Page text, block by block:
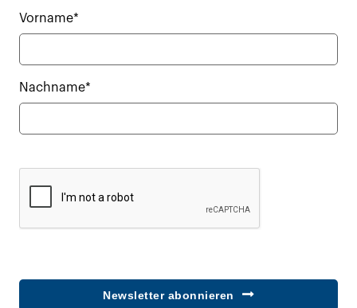
Vorname*
Nachname*
Newsletter abonnieren